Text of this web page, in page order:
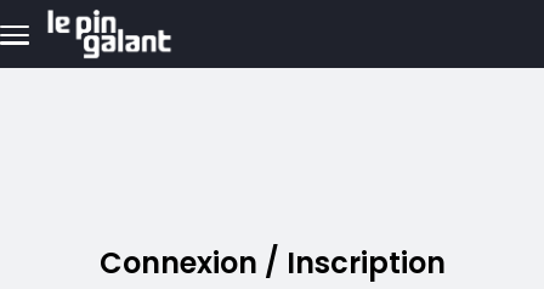
Aller au contenu principal
Connexion / Inscription